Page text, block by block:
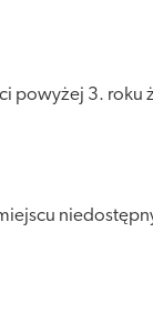
powyżej 3. roku